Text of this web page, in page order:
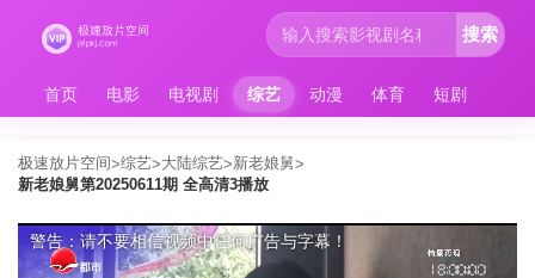
首页 电影 电视剧 综艺 动漫 体育 短剧
搜索
极速放片空间>综艺>大陆综艺>新老娘舅>
新老娘舅第20250611期 全高清3播放
警告：请不要相信视频中任何广告与字幕！